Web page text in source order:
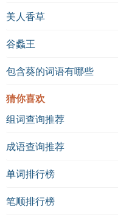
美人香草
谷蠡王
包含葵的词语有哪些
猜你喜欢
组词查询推荐
成语查询推荐
单词排行榜
笔顺排行榜